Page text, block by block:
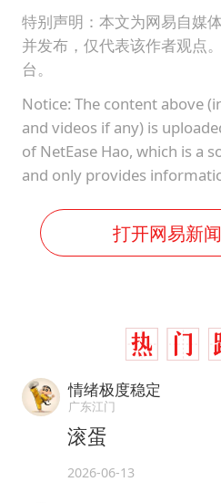
特别声明：本文为网易自媒
并发布，仅代表该作者观点
台。
Notice: The content above
and videos if any) is
of NetEase Hao, which is a
and only provides
打开网易新
情绪极度稳定
广东江门
滚蛋
2026-06-13